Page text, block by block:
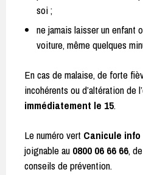
soi ;
ne jamais laisser un enfant
voiture, même quelques
En cas de malaise, de forte
incohérents ou d’altération de
immédiatement le 15.
Le numéro vert Canicule
joignable au 0800 06 66 66, de
conseils de prévention.